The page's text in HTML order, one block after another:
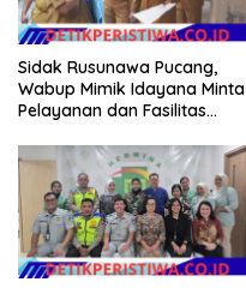
Sidak Rusunawa Pucang,
Wabup Mimik Idayana Minta
Pelayanan dan Fasilitas